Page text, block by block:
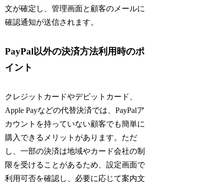
文が確定し、管理画面と顧客のメールに
確認通知が送信されます。
PayPal以外の決済方法利用時のポ
イント
クレジットカードやデビットカード、
Apple Payなどの代替決済では、PayPalア
カウントを持っていない顧客でも簡単に
購入できるメリットがあります。ただ
し、一部の決済は地域やカード会社の制
限を受けることがあるため、設定画面で
利用可否を確認し、必要に応じて案内文